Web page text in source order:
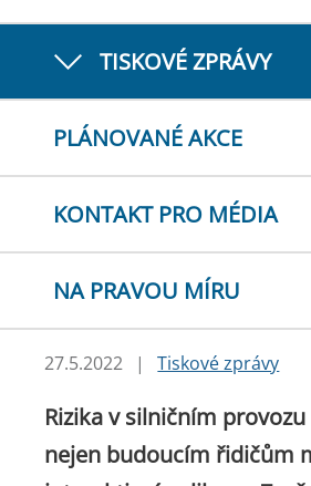
TISKOVÉ ZPRÁVY
PLÁNOVANÉ AKCE
KONTAKT PRO MÉDIA
NA PRAVOU MÍRU
27.5.2022 | Tiskové zprávy
Rizika v silničním
nejen budoucím řidičům